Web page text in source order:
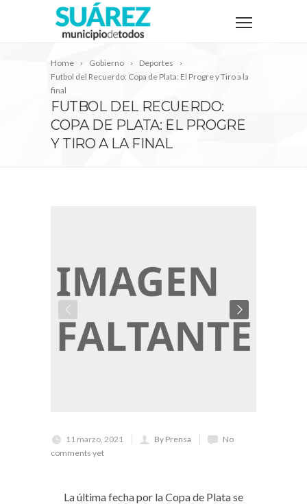
Home Gobierno
Deportes
Futbol del Recuerdo: Copa de Plata: El Progre y Tiro a la
final
FUTBOL DEL RECUERDO:
COPA DE PLATA: EL PROGRE
Y TIRO A LA FINAL
11 marzo, 2021 By Prensa
No
comments yet
La última fecha por la Copa de Plata se